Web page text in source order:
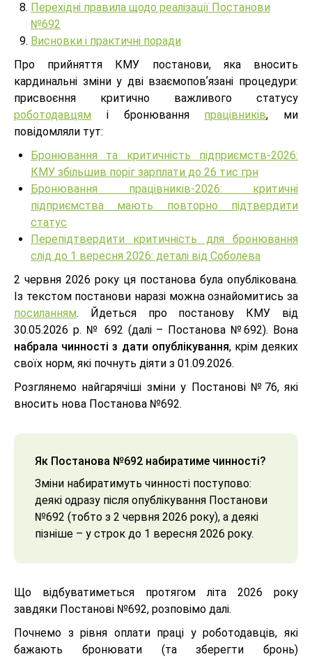
Перехідні правила щодо реалізації Постанови
№692
Висновки і практичні поради
Про прийняття КМУ постанови, яка вносить
кардинальні зміни у дві взаємоповʼязані процедури:
присвоєння критично важливого статусу
роботодавцям і бронювання працівників, ми
повідомляли тут:
Бронювання та критичність підприємств-2026:
КМУ збільшив поріг зарплати до 26 тис грн
Бронювання працівників-2026: критичні
підприємства мають повторно підтвердити
статус
Перепідтвердити критичність для бронювання
слід до 1 вересня 2026: деталі від Соболева
2 червня 2026 року ця постанова була опублікована.
Із текстом постанови наразі можна ознайомитись за
посиланням. Йдеться про постанову КМУ від
30.05.2026 р. № 692 (далі – Постанова №692). Вона
набрала чинності з дати опублікування, крім деяких
своїх норм, які почнуть діяти з 01.09.2026.
Розглянемо найгарячіші зміни у Постанові №76, які
вносить нова Постанова №692.
Як Постанова №692 набиратиме чинності?
Зміни набиратимуть чинності поступово:
деякі одразу після опублікування Постанови
№692 (тобто з 2 червня 2026 року), а деякі
пізніше – у строк до 1 вересня 2026 року.
Що відбуватиметься протягом літа 2026 року
завдяки Постанові №692, розповімо далі.
Почнемо з рівня оплати праці у роботодавців, які
бажають бронювати (та зберегти бронь)